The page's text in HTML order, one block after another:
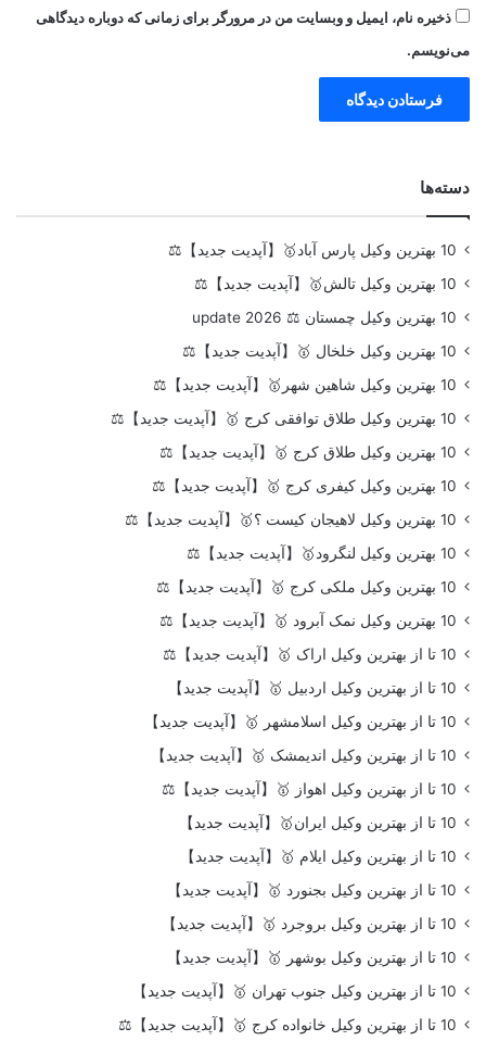
ذخیره نام، ایمیل و وبسایت من در مرورگر برای زمانی که دوباره دیدگاهی
می‌نویسم.
دسته‌ها
10 بهترین وکیل پارس آباد🥇【آپدیت جدید】⚖️
10 بهترین وکیل تالش🥇【آپدیت جدید】⚖️
10 بهترین وکیل چمستان ⚖️ update 2026
10 بهترین وکیل خلخال 🥇【آپدیت جدید】⚖️
10 بهترین وکیل شاهین شهر🥇【آپدیت جدید】⚖️
10 بهترین وکیل طلاق توافقی کرج 🥇【آپدیت جدید】⚖️
10 بهترین وکیل طلاق کرج 🥇【آپدیت جدید】⚖️
10 بهترین وکیل کیفری کرج 🥇【آپدیت جدید】⚖️
10 بهترین وکیل لاهیجان کیست ؟🥇【آپدیت جدید】⚖️
10 بهترین وکیل لنگرود🥇【آپدیت جدید】⚖️
10 بهترین وکیل ملکی کرج 🥇【آپدیت جدید】⚖️
10 بهترین وکیل نمک آبرود 🥇【آپدیت جدید】⚖️
10 تا از بهترین وکیل اراک 🥇【آپدیت جدید】⚖️
10 تا از بهترین وکیل اردبیل 🥇【آپدیت جدید】
10 تا از بهترین وکیل اسلامشهر 🥇【آپدیت جدید】
10 تا از بهترین وکیل اندیمشک 🥇【آپدیت جدید】
10 تا از بهترین وکیل اهواز 🥇【آپدیت جدید】⚖️
10 تا از بهترین وکیل ایران🥇【آپدیت جدید】
10 تا از بهترین وکیل ایلام 🥇【آپدیت جدید】
10 تا از بهترین وکیل بجنورد 🥇【آپدیت جدید】
10 تا از بهترین وکیل بروجرد 🥇【آپدیت جدید】
10 تا از بهترین وکیل بوشهر 🥇【آپدیت جدید】
10 تا از بهترین وکیل جنوب تهران 🥇【آپدیت جدید】
10 تا از بهترین وکیل خانواده کرج 🥇【آپدیت جدید】⚖️